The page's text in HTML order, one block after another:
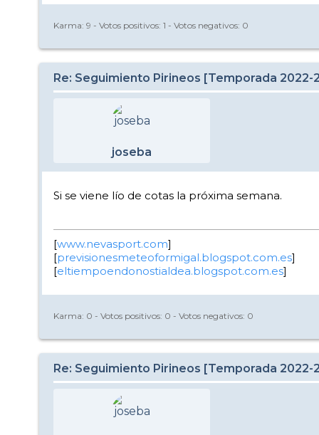
Karma: 9 - Votos positivos: 1 - Votos negativos: 0
Re: Seguimiento Pirineos [Temporada 2022-
joseba
Si se viene lío de cotas la próxima semana.
[www.nevasport.com]
[previsionesmeteoformigal.blogspot.com.es]
[eltiempoendonostialdea.blogspot.com.es]
Karma: 0 - Votos positivos: 0 - Votos negativos: 0
Re: Seguimiento Pirineos [Temporada 2022-